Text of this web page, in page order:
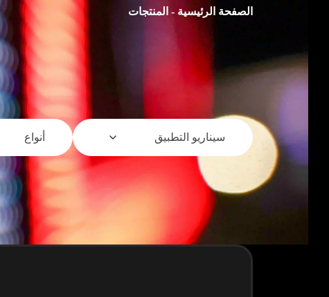
الصفحة الرئيسية - المنتجات
سيناريو التطبيق أنواع